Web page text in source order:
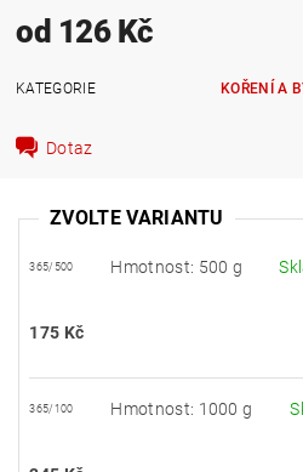
od 126 Kč
KATEGORIE KOŘENÍ A
Dotaz
ZVOLTE VARIANTU
365/500 Hmotnost: 500 g
175 Kč
365/100 Hmotnost: 1000 g